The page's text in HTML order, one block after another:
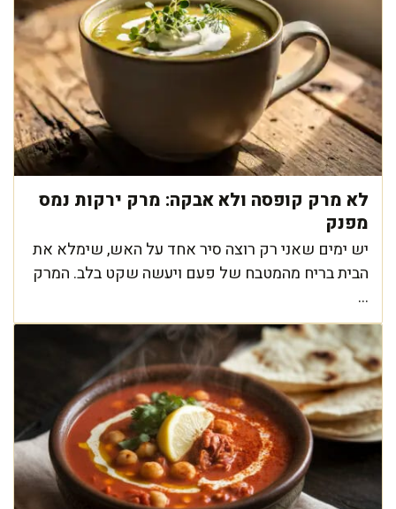
לא מרק קופסה ולא אבקה: מרק ירקות נמס
מפנק
יש ימים שאני רק רוצה סיר אחד על האש, שימלא את
הבית בריח מהמטבח של פעם ויעשה שקט בלב. המרק
...